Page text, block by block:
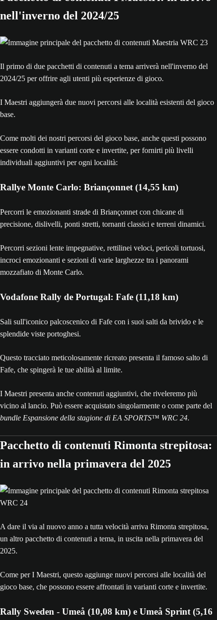
nell'inverno del 2024/25
Il primo di due pacchetti di contenuti a tema arriverà nell'inverno del
2024/25 per offrire agli utenti più esperienze di gioco.
I Maestri aggiungerà due nuovi percorsi alle località esistenti del gioco
base.
Come molti dei nostri percorsi del gioco base, anche questi possono
essere condotti in varianti corte e invertite, per fornirti più livelli
individuali aggiuntivi per ogni località:
Rallye Monte Carlo: Briançonnet (14,55 km)
Percorri le emozionanti strade di Briançonnet con chicane di
precisione, dislivelli, ponti stretti, tornanti classici e terreni dinamici.
Percorri sezioni lente impegnative, rettilinei veloci, pericoli tortuosi,
incroci emozionanti e sezioni di varie larghezze tra i panorami
mozzafiato di Monte Carlo.
Vodafone Rally de Portugal: Fafe (11,18 km)
Sali sull'iconico palcoscenico di Fafe con i suoi salti da brivido e le
splendide viste portoghesi.
Questo tracciato meticolosamente ricreato presenta il famoso salto di
Fafe, che spingerà le tue abilità al limite.
I Maestri presenta anche contenuti aggiuntivi, che riveleremo più
vicino al lancio. Può essere acquistato singolarmente o come parte del
bundle Espansione della stagione di EA SPORTS™ WRC 24.
Pacchetto di contenuti Rimonta strepitosa:
in arrivo nella primavera del 2025
A dare il via al nuovo anno a tutta velocità arriva Rimonta strepitosa,
un altro pacchetto di contenuti a tema, in uscita nella primavera del
2025.
Come per I Maestri, questo aggiunge nuovi percorsi alle località del
gioco base, che possono essere affrontati in varianti corte e invertite.
Rally Sweden - Umeå (10,08 km) e Umeå Sprint (5,16